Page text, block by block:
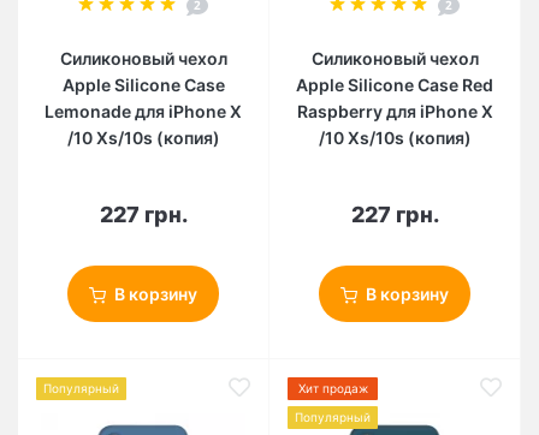
2
Силиконовый чехол
Apple Silicone Case
Lemonade для iPhone X
/10 Xs/10s (копия)
227 грн.
В корзину
2
Силиконовый чехол
Apple Silicone Case Red
Raspberry для iPhone X
/10 Xs/10s (копия)
227 грн.
В корзину
Популярный
Хит продаж
Популярный